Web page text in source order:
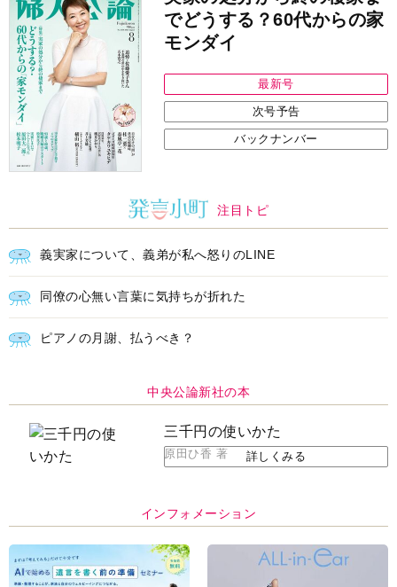
中央公論新社の本
三千円の使いかた
原田ひ香 著 詳しくみる
ＡＩで始める遺言を書く前の準
備セミナー開催
耳にすっぽり！オーティコン補
聴器、新しいスタイルで All in
ープンイヤー型イヤホン
「kikippa イヤホン
いてのお詫びと訂正